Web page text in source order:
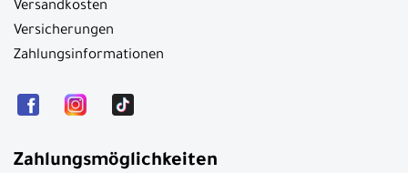
Versandkosten
Versicherungen
Zahlungsinformationen
Zahlungsmöglichkeiten